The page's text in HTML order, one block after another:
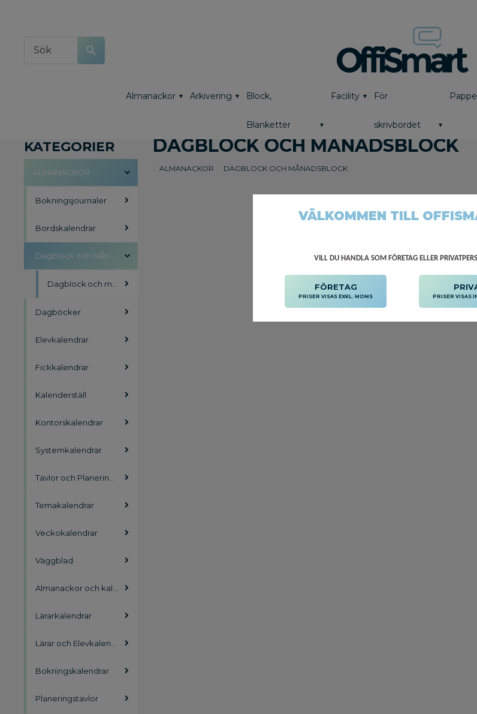
Almanackor Arkivering Block,
Blanketter
Facility För
skrivbordet
DAGBLOCK OCH MÅNADSBLOCK
ALMANACKOR DAGBLOCK OCH MÅNADSBLOCK
KATEGORIER
ALMANACKOR
Bokningsjournaler
Bordskalendrar
Dagblock och Månadsblock
Dagblock och månadsblock
Dagböcker
Elevkalendrar
Fickkalendrar
Kalenderställ
Kontorskalendrar
Systemkalendrar
Tavlor och Planeringsblad
Temakalendrar
Veckokalendrar
Väggblad
Almanackor och kalendrar
Lärarkalendrar
Lärar och Elevkalendrar
Bokningskalendrar
Planeringstavlor
VÄLKOMMEN TILL
VILL DU HANDLA SOM FÖRETAG ELLER
FÖRETAG
PRISER VISAS EXKL. MOMS PRISER VISAS